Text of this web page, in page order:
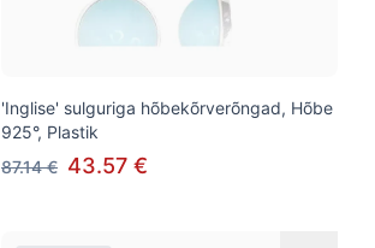
'Inglise' sulguriga hõbekõrverõngad, Hõbe
925°, Plastik
87.14 € 43.57 €